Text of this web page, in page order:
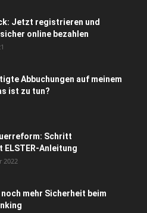
Jetzt registrieren und
online bezahlen
Abbuchungen auf meinem
ist zu tun?
Schritt
ELSTER-Anleitung
2022
mehr Sicherheit beim